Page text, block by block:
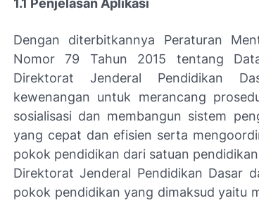
1.1 Penjelasan Aplikasi
Dengan diterbitkannya Peraturan
Nomor 79 Tahun 2015 tentang
Direktorat Jenderal Pendidikan
kewenangan untuk merancang
sosialisasi dan membangun sistem
yang cepat dan efisien serta
pokok pendidikan dari satuan
Direktorat Jenderal Pendidikan Dasar
pokok pendidikan yang dimaksud yaitu